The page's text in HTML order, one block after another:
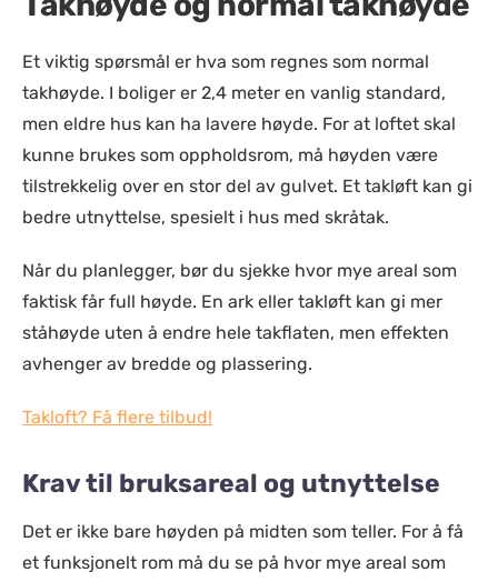
Et viktig spørsmål er hva som regnes som normal
takhøyde. I boliger er 2,4 meter en vanlig standard,
men eldre hus kan ha lavere høyde. For at loftet skal
kunne brukes som oppholdsrom, må høyden være
tilstrekkelig over en stor del av gulvet. Et takløft kan gi
bedre utnyttelse, spesielt i hus med skråtak.
Når du planlegger, bør du sjekke hvor mye areal som
faktisk får full høyde. En ark eller takløft kan gi mer
ståhøyde uten å endre hele takflaten, men effekten
avhenger av bredde og plassering.
Takloft? Få flere tilbud!
Krav til bruksareal og utnyttelse
Det er ikke bare høyden på midten som teller. For å få
et funksjonelt rom må du se på hvor mye areal som